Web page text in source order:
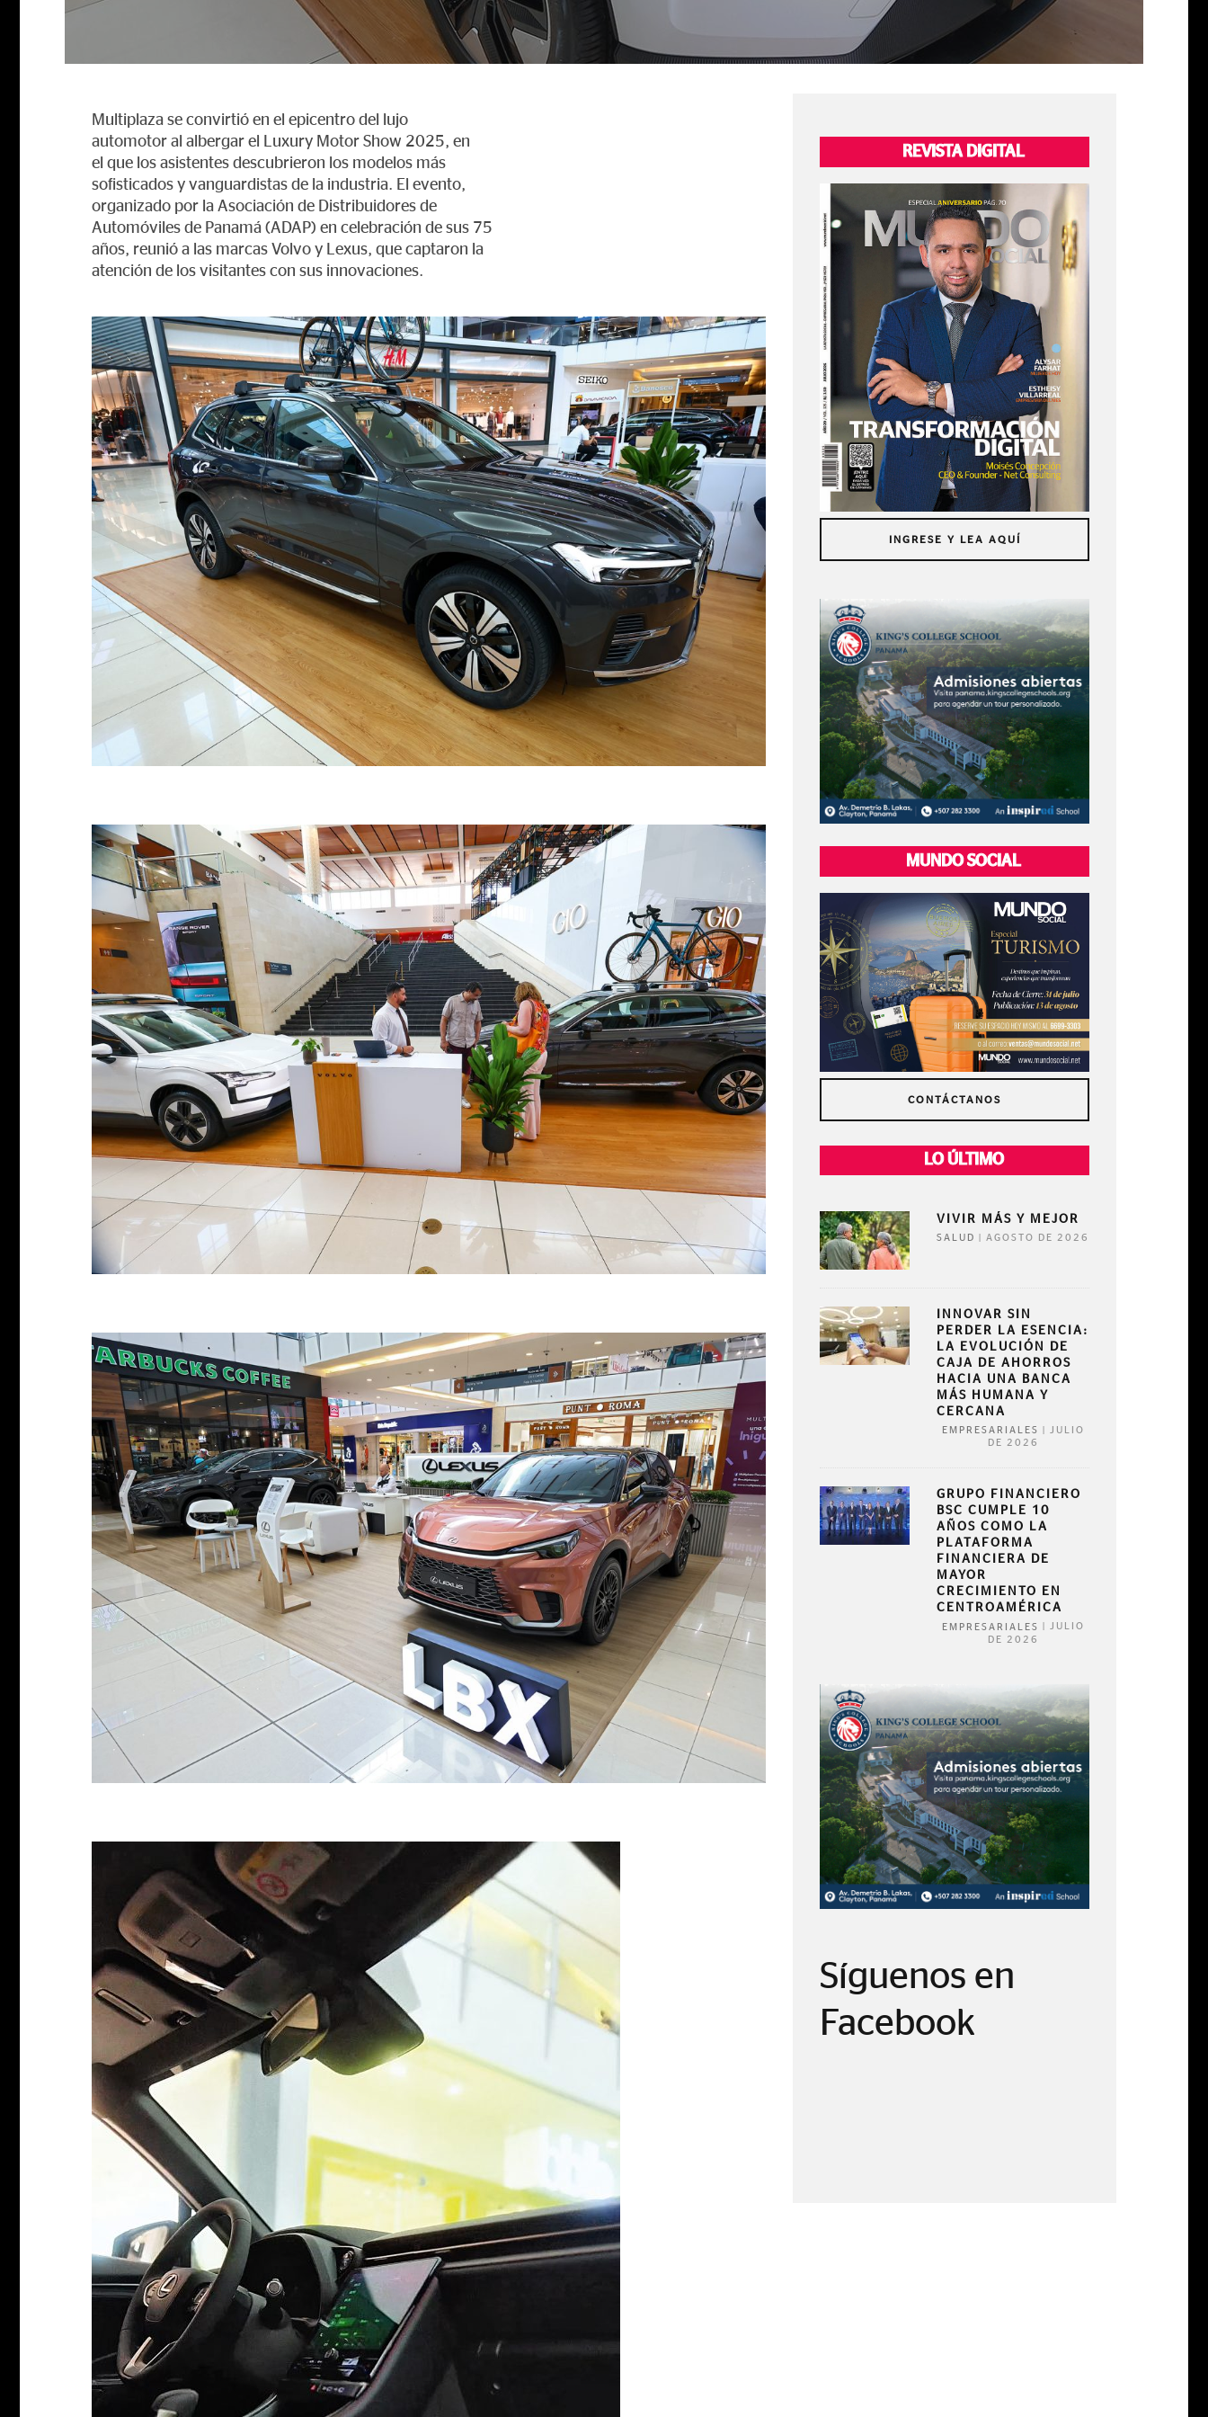
Multiplaza se convirtió en el epicentro del lujo
automotor al albergar el Luxury Motor Show 2025, en
el que los asistentes descubrieron los modelos más
sofisticados y vanguardistas de la industria. El evento,
organizado por la Asociación de Distribuidores de
Automóviles de Panamá (ADAP) en celebración de sus 75
años, reunió a las marcas Volvo y Lexus, que captaron la
atención de los visitantes con sus innovaciones.
REVISTA DIGITAL
INGRESE Y LEA AQUÍ
MUNDO SOCIAL
CONTÁCTANOS
LO ÚLTIMO
VIVIR MÁS Y MEJOR
SALUD AGOSTO DE 2026
INNOVAR SIN
PERDER LA ESENCIA:
LA EVOLUCIÓN DE
CAJA DE AHORROS
HACIA UNA BANCA
MÁS HUMANA Y
CERCANA
EMPRESARIALES
JULIO
DE 2026
GRUPO FINANCIERO
BSC CUMPLE 10
AÑOS COMO LA
PLATAFORMA
FINANCIERA DE
MAYOR
CRECIMIENTO EN
CENTROAMÉRICA
EMPRESARIALES
JULIO
DE 2026
Síguenos en
Facebook